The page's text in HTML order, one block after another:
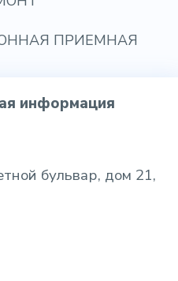
ПРИЕМНАЯ
информация
бульвар, дом 21,